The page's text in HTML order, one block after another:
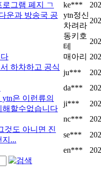
그램 폐지 ㄱ ke***
운과 방송국 공
ytn정신
차려라
동키호
테
매아리
하차하고 공식
ju***
da***
은 이런류의
해할수없습니다
ji***
nc***
것도 아니면 진
지...
se***
en***